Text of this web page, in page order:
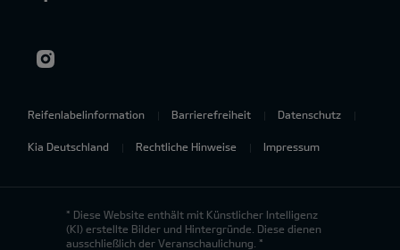
Reifenlabelinformation Barrierefreiheit Datenschutz
Kia Deutschland Rechtliche Hinweise Impressum
* Diese Website enthält mit Künstlicher Intelligenz
(KI) erstellte Bilder und Hintergründe. Diese dienen
ausschließlich der Veranschaulichung. *